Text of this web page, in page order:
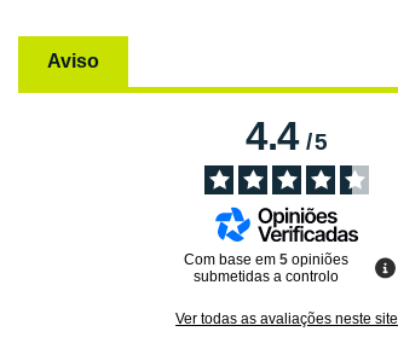
Aviso
4.4/5
Com base em5 opiniões
submetidas a controlo
Ver todas as avaliações neste site